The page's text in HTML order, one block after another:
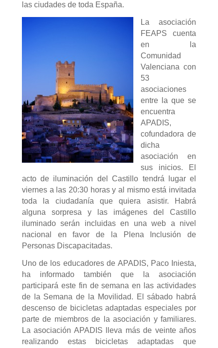
las ciudades de toda España.
La asociación
FEAPS cuenta
en la
Comunidad
Valenciana con
53
asociaciones
entre la que se
encuentra
APADIS,
cofundadora de
dicha
asociación en
sus inicios. El
acto de iluminación del Castillo tendrá lugar el
viernes a las 20:30 horas y al mismo está invitada
toda la ciudadanía que quiera asistir. Habrá
alguna sorpresa y las imágenes del Castillo
iluminado serán incluidas en una web a nivel
nacional en favor de la Plena Inclusión de
Personas Discapacitadas.
Uno de los educadores de APADIS, Paco Iniesta,
ha informado también que la asociación
participará este fin de semana en las actividades
de la Semana de la Movilidad. El sábado habrá
descenso de bicicletas adaptadas especiales por
parte de miembros de la asociación y familiares.
La asociación APADIS lleva más de veinte años
realizando estas bicicletas adaptadas que